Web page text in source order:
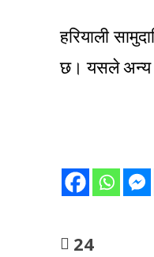
हरियाली
छ। यसले अन्य
24